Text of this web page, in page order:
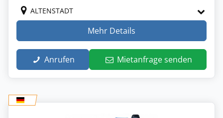
ALTENSTADT
Mehr Details
Anrufen Mietanfrage senden